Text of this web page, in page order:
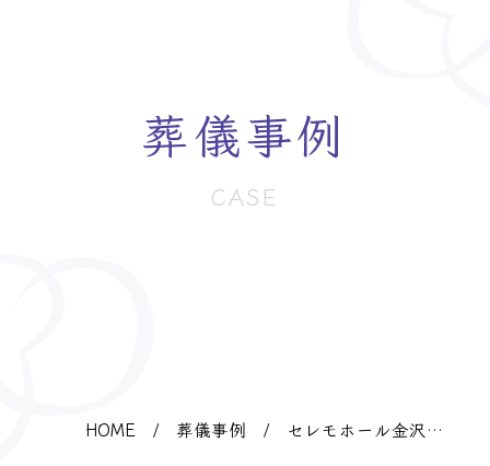
葬儀事例
CASE
HOME / 葬儀事例 / セレモホール金沢文
庫での家族葬